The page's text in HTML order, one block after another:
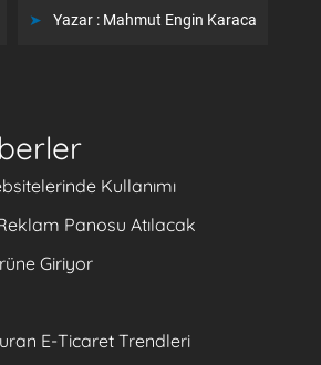
Yazar : Mahmut Engin Karaca
Kullanımı
Panosu Atılacak
Giriyor
E-Ticaret Trendleri